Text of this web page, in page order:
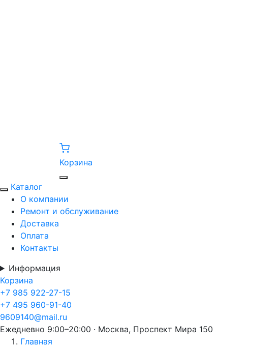
Корзина
Каталог
О компании
Ремонт и обслуживание
Доставка
Оплата
Контакты
Информация
Корзина
+7 985 922-27-15
+7 495 960-91-40
9609140@mail.ru
Ежедневно 9:00–20:00 · Москва, Проспект Мира 150
Главная